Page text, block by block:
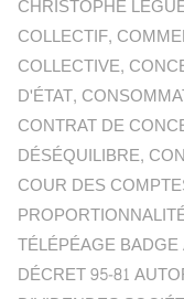
CHRISTOPHE
COLLECTIF,
COLLECTIVE,
D'ÉTAT,
CONTRAT DE
DÉSÉQUILIBRE,
COUR DES
TÉLÉPÉAGE
DÉCRET 95-81